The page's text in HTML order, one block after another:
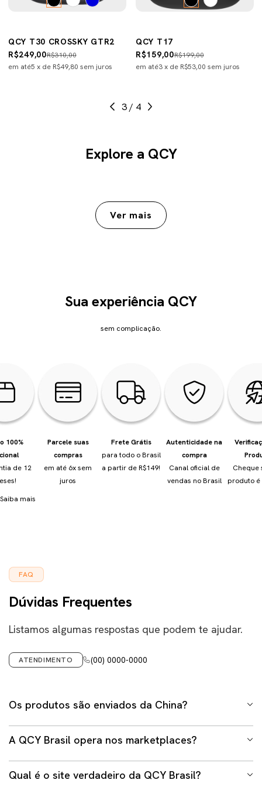
QCY T30 CROSSKY GTR2
R$310,00
R$249,00
em até5 x de R$49,80 sem juros
QCY T17
R$199,00
R$159,00
em até3x de R$53,00 sem juros
3 / 4
Explore a QCY
Sua experiência QCY
sem complicação.
100%
de 12
Parcele suas
compras
em até 6x sem
juros
Frete Grátis
para todo o Brasil
a partir de R$149!
Autenticidade na
compra
Canal oficial de
vendas no Brasil
Cheque
produto é
Saiba mais
FAQ
Dúvidas Frequentes
Listamos algumas respostas que podem te ajudar.
ATENDIMENTO (00) 0000-0000
Os produtos são enviados da China?
internacional em nosso site ou demais lojas oficiais
estão armazenados no Brasil, mais especificamente na
cidade de São Paulo, e todos os envios são feitos a partir
A QCY Brasil opera nos marketplaces?
marketplaces brasileiros, como Mercado Livre, Shopee,
Qual é o site verdadeiro da QCY Brasil?